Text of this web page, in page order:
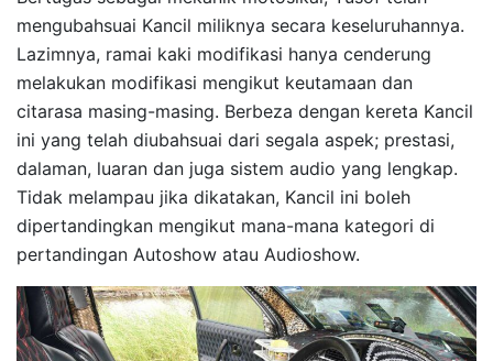
mengubahsuai Kancil miliknya secara keseluruhannya.
Lazimnya, ramai kaki modifikasi hanya cenderung
melakukan modifikasi mengikut keutamaan dan
citarasa masing-masing. Berbeza dengan kereta Kancil
ini yang telah diubahsuai dari segala aspek; prestasi,
dalaman, luaran dan juga sistem audio yang lengkap.
Tidak melampau jika dikatakan, Kancil ini boleh
dipertandingkan mengikut mana-mana kategori di
pertandingan Autoshow atau Audioshow.